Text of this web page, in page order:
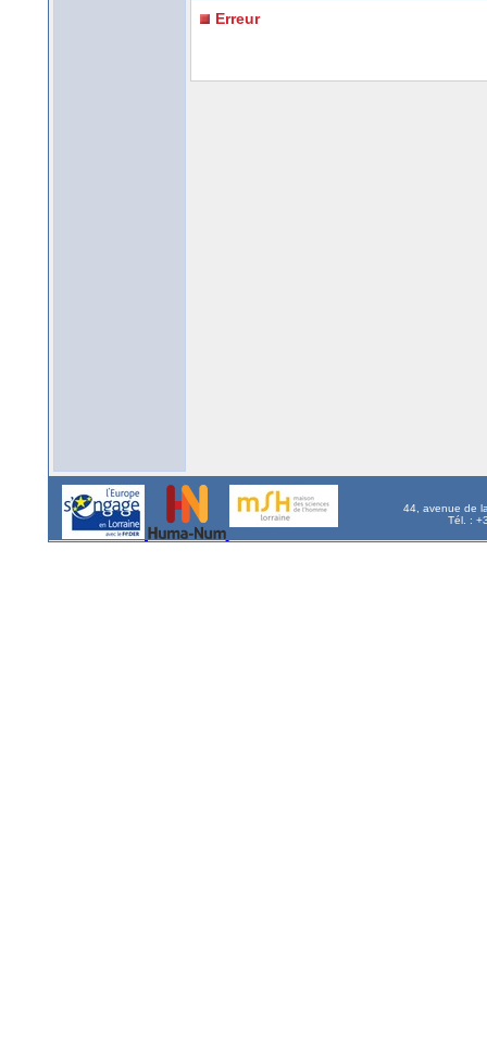
Erreur
44, avenue de
Tél. :